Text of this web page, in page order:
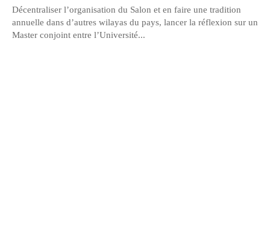
Décentraliser l’organisation du Salon et en faire une tradition
annuelle dans d’autres wilayas du pays, lancer la réflexion sur un
Master conjoint entre l’Université...